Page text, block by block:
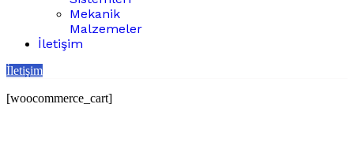
Mekanik
Malzemeler
İletişim
İletişim
[woocommerce_cart]